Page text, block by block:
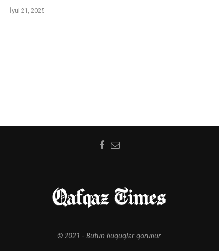
İyul 21, 2025
© 2021 - Bütün hüquqlar qorunur.